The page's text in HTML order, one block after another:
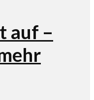
auf –